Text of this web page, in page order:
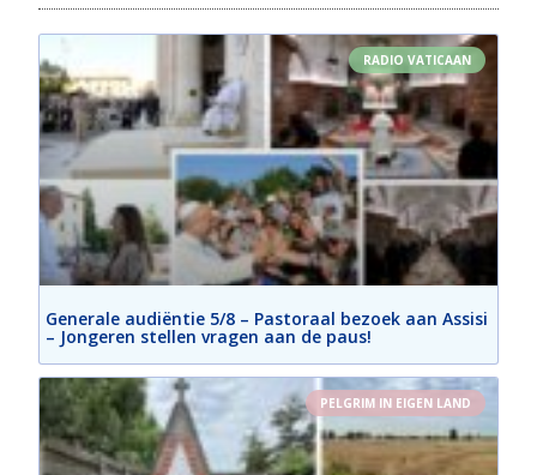
RADIO VATICAAN
Generale audiëntie 5/8 – Pastoraal bezoek aan Assisi
– Jongeren stellen vragen aan de paus!
PELGRIM IN EIGEN LAND